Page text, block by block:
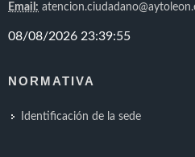
Email:
NORMATIVA
Identificación de la sede